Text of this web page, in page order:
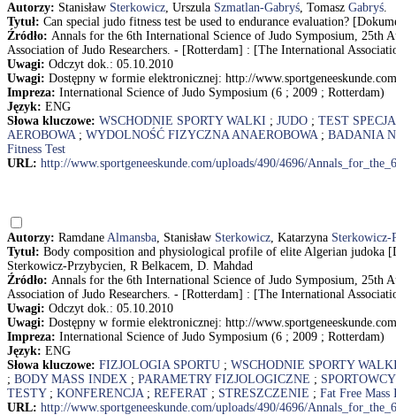
Autorzy: Stanisław Sterkowicz, Urszula Szmatlan-Gabryś, Tomasz Gabryś.
Tytuł: Can special judo fitness test be used to endurance evaluation?
Źródło: Annals for the 6th International Science of Judo Symposium, 25th
Association of Judo Researchers. - [Rotterdam] : [The International
Uwagi: Odczyt dok.: 05.10.2010
Uwagi: Dostępny w formie elektronicznej: http://
Impreza: International Science of Judo Symposium (6 ; 2009 ; Rotterdam)
Język: ENG
Słowa kluczowe: WSCHODNIE SPORTY WALKI ; JUDO ; TEST
AEROBOWA; WYDOLNOŚĆ FIZYCZNA ANAEROBOWA; BADANIA
Fitness Test
URL: http://www.sportgeneeskunde.com/uploads/490/4696/
Autorzy: Ramdane Almansba, Stanisław Sterkowicz, Katarzyna Sterkowicz-
Tytuł: Body composition and physiological profile of elite Algerian judoka
Sterkowicz-Przybycien, R Belkacem, D. Mahdad
Źródło: Annals for the 6th International Science of Judo Symposium, 25th
Association of Judo Researchers. - [Rotterdam] : [The International
Uwagi: Odczyt dok.: 05.10.2010
Uwagi: Dostępny w formie elektronicznej: http://
Impreza: International Science of Judo Symposium (6 ; 2009 ; Rotterdam)
Język: ENG
Słowa kluczowe: FIZJOLOGIA SPORTU ; WSCHODNIE SPORTY
; BODY MASS INDEX ; PARAMETRY FIZJOLOGICZNE ;
TESTY; KONFERENCJA; REFERAT ; STRESZCZENIE ; Fat Free Mass
URL: http://www.sportgeneeskunde.com/uploads/490/4696/